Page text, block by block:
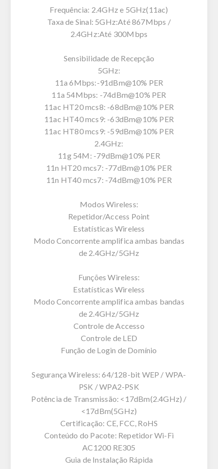
Frequência: 2.4GHz e 5GHz(11ac)
Taxa de Sinal: 5GHz:Até 867Mbps /
2.4GHz:Até 300Mbps
Sensibilidade de Recepção
5GHz:
11a 6Mbps:-91dBm@10% PER
11a 54Mbps: -74dBm@10% PER
11ac HT20 mcs8: -68dBm@10% PER
11ac HT40 mcs9: -63dBm@10% PER
11ac HT80 mcs9: -59dBm@10% PER
2.4GHz:
11g 54M: -79dBm@10% PER
11n HT20 mcs7: -77dBm@10% PER
11n HT40 mcs7: -74dBm@10% PER
Modos Wireless:
Repetidor/Access Point
Estatísticas Wireless
Modo Concorrente amplifica ambas bandas
de 2.4GHz/5GHz
Funções Wireless:
Estatísticas Wireless
Modo Concorrente amplifica ambas bandas
de 2.4GHz/5GHz
Controle de Accesso
Controle de LED
Função de Login de Domínio
Segurança Wireless: 64/128-bit WEP / WPA-
PSK / WPA2-PSK
Potência de Transmissão: <17dBm(2.4GHz) /
<17dBm(5GHz)
Certificação: CE, FCC, RoHS
Conteúdo do Pacote: Repetidor Wi-Fi
AC1200 RE305
Guia de Instalação Rápida